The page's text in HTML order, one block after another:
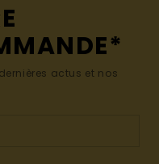
actus et nos